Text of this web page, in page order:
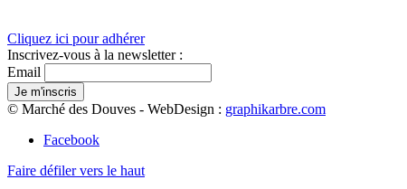
Cliquez ici pour adhérer
Inscrivez-vous à la newsletter :
Email
© Marché des Douves - WebDesign : graphikarbre.com
Facebook
Faire défiler vers le haut